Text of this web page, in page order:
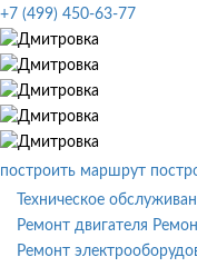
+7 (499) 450-63-77
построить маршрут
Техническое
Ремонт двигателя
Ремонт